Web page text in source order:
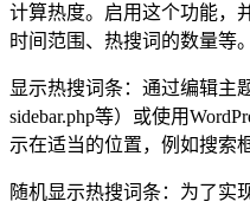
计算热度。启用这个功能，
时间范围、热搜词的数量等。
显示热搜词条：通过编辑主
sidebar.php等）或使用
示在适当的位置，例如搜索
随机显示热搜词条：为了实